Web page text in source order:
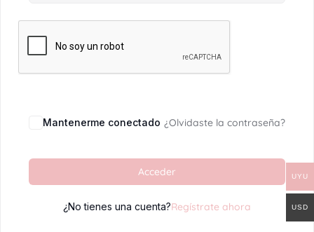
Mantenerme conectado ¿Olvidaste la contraseña?
Acceder
¿No tienes una cuenta?Regístrate ahora
UYU
USD